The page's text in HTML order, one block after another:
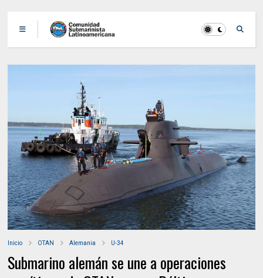
Inicio OTAN Alemania U-34
Submarino alemán se une a operaciones